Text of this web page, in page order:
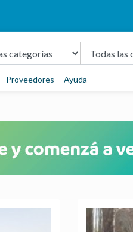
Proveedores Ayuda